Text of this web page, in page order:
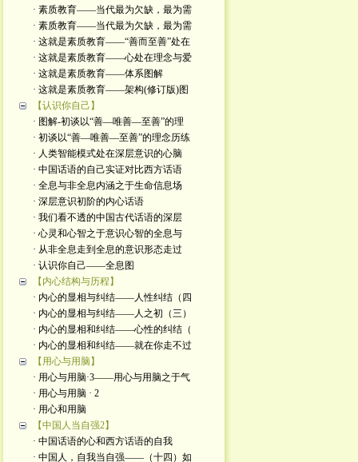
· 素质教育——当代最为欠缺，最为需
· 素质教育——当代最为欠缺，最为需
· 这就是素质教育——“善而至善”处在
· 这就是素质教育——心处在理念与爱
· 这就是素质教育——体系图解
· 这就是素质教育——架构(修订版)图
【认识你自己】
· 图解-初谈以“善—唯善—至善”的理
· 初谈以“善—唯善—至善”的理念历练
· 人类智能模式处在深层意识的心脑
· 中国话语的自己实证对比西方话语
· 全息与非全息内涵之于生命信息场
· 深层意识初阶的内心话语
· 我们看不透的中国古代话语的深层
· 心灵和心智之于意识心智的全息与
· 从非全息走到全息的意识形态走过
· 认识你自己——全息图
【内心结构与历程】
· 内心的显相与纠结——人性纠结（四
· 内心的显相与纠结——人之初（三）
· 内心的显相和纠结——心性的纠结（
· 内心的显相和纠结——就在你走不过
【用心与用脑】
· 用心与用脑·3——用心与用脑之于气
· 用心与用脑 · 2
· 用心和用脑
【中国人当自强2】
· 中国话语的心和西方话语的自我
· 中国人，自我当自强——（十四）如